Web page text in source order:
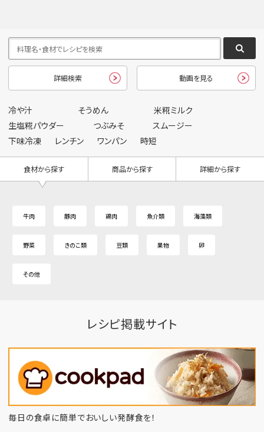
詳細検索 動画を見る
冷や汁 そうめん
米糀ミルク
生塩糀パウダー
つぶみそ
スムージー
下味冷凍
レンチン ワンパン 時短
食材から探す 商品から探す 詳細から探す
牛肉 豚肉 鶏肉 魚介類 海藻類
野菜 きのこ類 豆類 果物 卵
その他
レシピ掲載サイト
毎日の食卓に簡単でおいしい発酵食を！